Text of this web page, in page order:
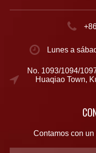
Lunes a
No. 1093/1094/
Huaqiao Town,
Contamos con